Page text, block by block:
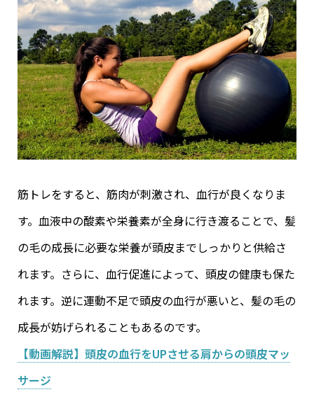
筋トレをすると、筋肉が刺激され、血行が良くなりま
す。血液中の酸素や栄養素が全身に行き渡ることで、髪
の毛の成長に必要な栄養が頭皮までしっかりと供給さ
れます。さらに、血行促進によって、頭皮の健康も保た
れます。逆に運動不足で頭皮の血行が悪いと、髪の毛の
成長が妨げられることもあるのです。
【動画解説】頭皮の血行をUPさせる肩からの頭皮マッ
サージ